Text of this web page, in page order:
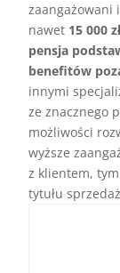
zaangażowani
nawet 15 000
pensja
benefitów
innymi
ze znacznego
możliwości
wyższe
z klientem,
tytułu